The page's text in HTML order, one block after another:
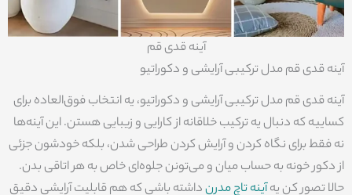
آینه قدی قم
آینه قدی قم مدل ترکیبی آرایشی و دکوراتیو
آینه قدی قم مدل ترکیبی آرایشی و دکوراتیو، یه انتخاب فوق‌العاده برای
کساییه که دنبال یه ترکیب خلاقانه از کارایی و زیبایی هستن. این آینه‌ها
نه فقط برای نگاه کردن و آرایش کردن طراحی شدن، بلکه خودشون جزئی
از دکور خونه به حساب میان و می‌تونن جلوه‌ای خاص به هر اتاقی بدن.
حالا تصور کن یهآینه تاچ مدرنداشته باشی که هم قابلیت آرایشی دقیق